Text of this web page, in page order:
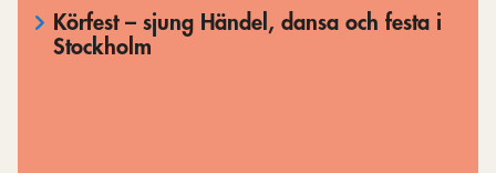
Körfest – sjung Händel, dansa och festa i
Stockholm